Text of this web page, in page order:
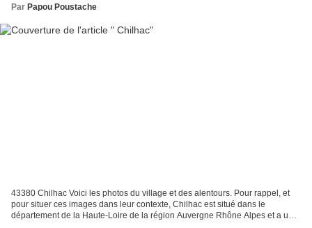
Par Papou Poustache
43380 Chilhac Voici les photos du village et des alentours. Pour rappel, et
pour situer ces images dans leur contexte, Chilhac est situé dans le
département de la Haute-Loire de la région Auvergne Rhône Alpes et a une